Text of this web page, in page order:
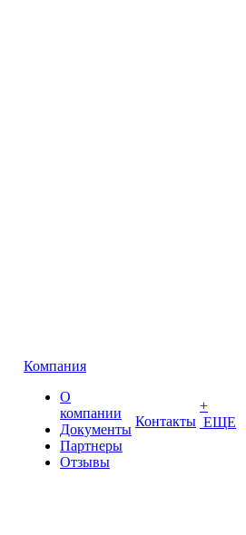
Компания
О
компании
Документы
Партнеры
Отзывы
Контакты
+
ЕЩЕ